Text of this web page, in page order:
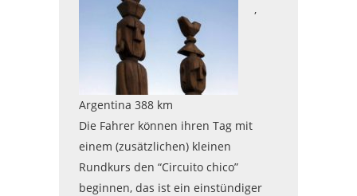
,
Argentina 388 km
Die Fahrer können ihren Tag mit
einem (zusätzlichen) kleinen
Rundkurs den “Circuito chico”
beginnen, das ist ein einstündiger